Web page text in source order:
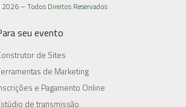
– Todos Direitos Reservados
seu evento
de Sites
de Marketing
e Pagamento Online
de transmissão